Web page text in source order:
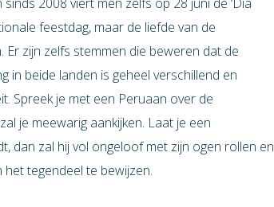
feestdag, maar de liefde van de
zijn zelfs stemmen die beweren dat de
in beide landen is geheel verschillend en
Spreek je met een Peruaan over de
je meewarig aankijken. Laat je een
dan zal hij vol ongeloof met zijn ogen rollen en
tegendeel te bewijzen.